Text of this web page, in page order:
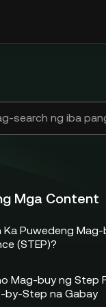
Mga Content
Ka Puwedeng
(STEP)?
Mag-buy ng Step
by-Step na Gabay